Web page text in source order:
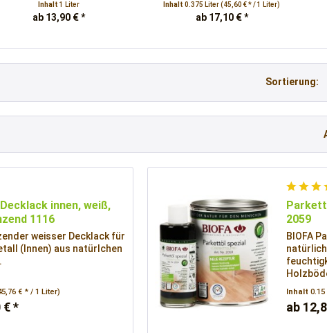
Inhalt1 Liter
ab 13,90 € *
Inhalt0.375 Liter(45,60 € * / 1 Liter)
ab 17,10 € *
Sortierung:
Decklack innen, weiß,
1116
weisser Decklack für
(Innen) aus natürlchen
€ * / 1 Liter)
€ *
2059
BIOFA
Inhalt
ab